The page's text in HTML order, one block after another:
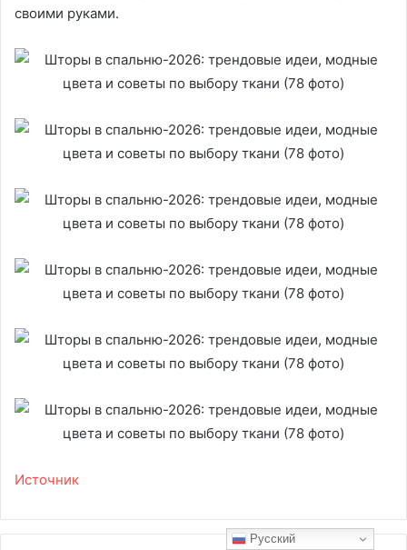
своими руками.
Источник
Русский